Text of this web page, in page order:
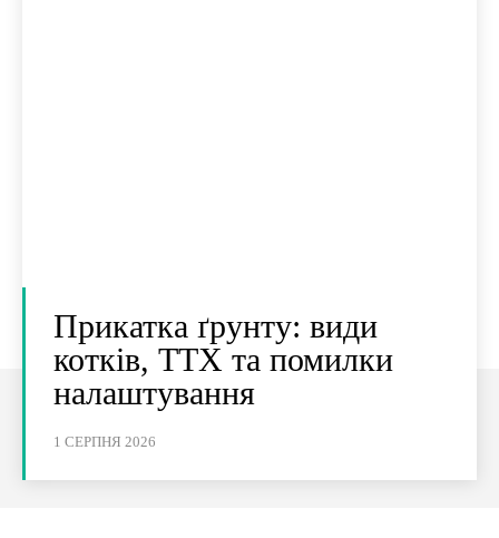
Прикатка ґрунту: види
котків, ТТХ та помилки
налаштування
1 СЕРПНЯ 2026